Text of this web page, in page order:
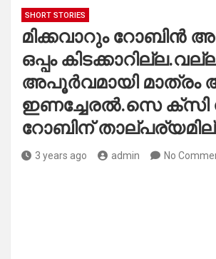
SHORT STORIES
മിക്കവാറും റോബിൻ
ഒപ്പം
അപൂർവമായി
ഇണച്ചേരൽ.സെ ക്സി
റോബിന്
3 years ago admin No